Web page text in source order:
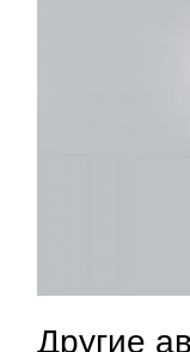
Другие